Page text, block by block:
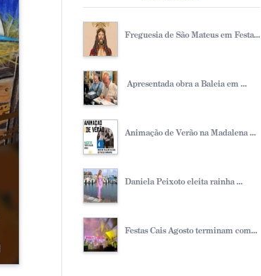
Freguesia de São Mateus em Festa...
Apresentada obra a Baleia em ...
Animação de Verão na Madalena ...
Daniela Peixoto eleita rainha ...
Festas Cais Agosto terminam com...